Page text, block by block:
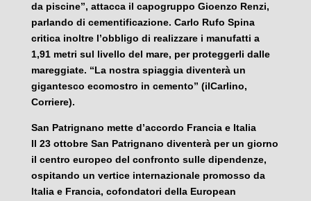
da piscine”, attacca il capogruppo Gioenzo Renzi,
parlando di cementificazione. Carlo Rufo Spina
critica inoltre l’obbligo di realizzare i manufatti a
1,91 metri sul livello del mare, per proteggerli dalle
mareggiate. “La nostra spiaggia diventerà un
gigantesco ecomostro in cemento” (ilCarlino,
Corriere).
San Patrignano mette d’accordo Francia e Italia
Il 23 ottobre San Patrignano diventerà per un giorno
il centro europeo del confronto sulle dipendenze,
ospitando un vertice internazionale promosso da
Italia e Francia, cofondatori della European